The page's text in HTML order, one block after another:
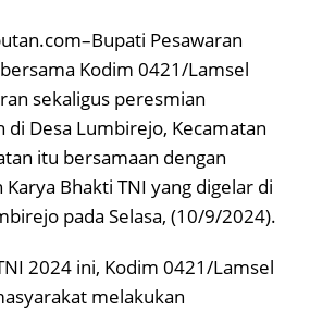
Pesawaran
Kodim 0421/Lamsel
sekaligus peresmian
di Desa Lumbirejo, Kecamatan
itu bersamaan dengan
Bhakti TNI yang digelar di
pada Selasa, (10/9/2024).
2024 ini, Kodim 0421/Lamsel
melakukan